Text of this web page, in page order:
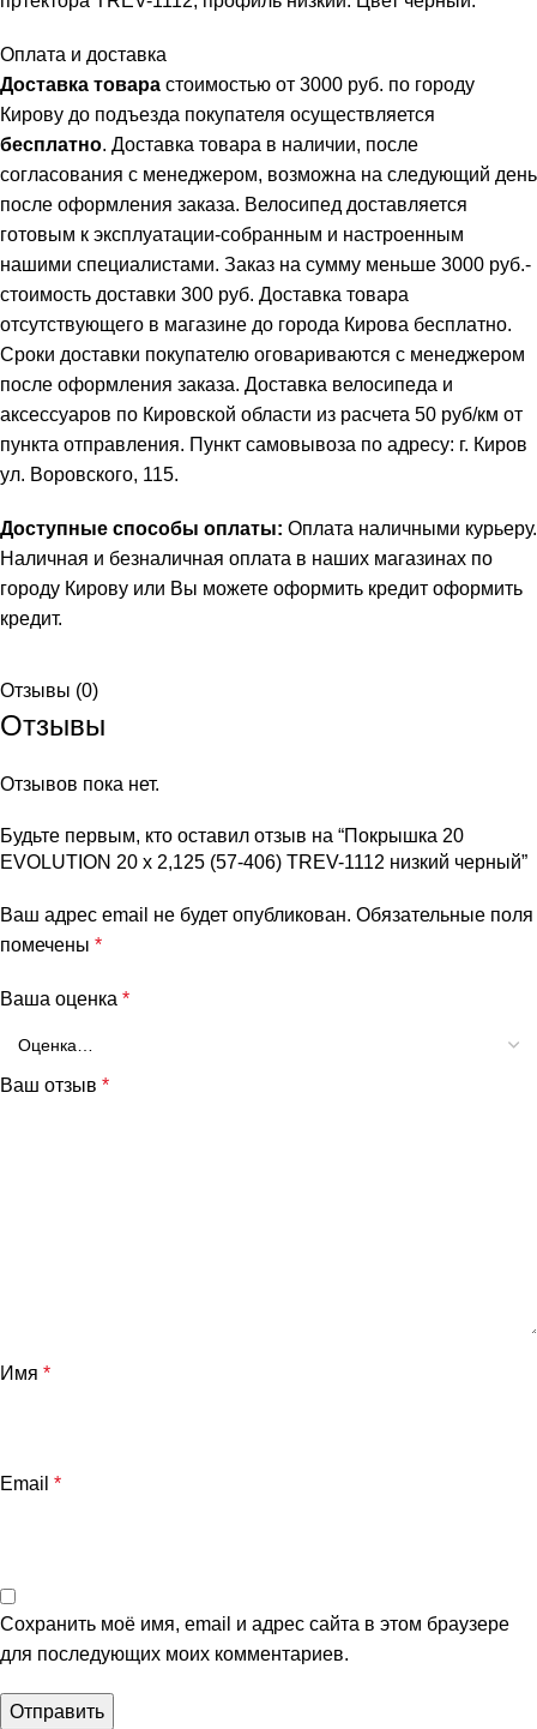
Оплата и доставка
Доставка товара стоимостью от 3000 руб. по городу
Кирову до подъезда покупателя осуществляется
бесплатно. Доставка товара в наличии, после
согласования с менеджером, возможна на следующий день
после оформления заказа. Велосипед доставляется
готовым к эксплуатации-собранным и настроенным
нашими специалистами. Заказ на сумму меньше 3000 руб.-
стоимость доставки 300 руб. Доставка товара
отсутствующего в магазине до города Кирова бесплатно.
Сроки доставки покупателю оговариваются с менеджером
после оформления заказа. Доставка велосипеда и
аксессуаров по Кировской области из расчета 50 руб/км от
пункта отправления. Пункт самовывоза по адресу: г. Киров
ул. Воровского, 115.
Доступные способы оплаты: Оплата наличными курьеру.
Наличная и безналичная оплата в наших магазинах по
городу Кирову или Вы можете оформить кредит оформить
кредит.
Отзывы (0)
Отзывы
Отзывов пока нет.
Будьте первым, кто оставил отзыв на “Покрышка 20
EVOLUTION 20 x 2,125 (57-406) TREV-1112 низкий черный”
Ваш адрес email не будет опубликован. Обязательные поля
помечены *
Ваша оценка *
Ваш отзыв *
Имя *
Email *
Сохранить моё имя, email и адрес сайта в этом браузере
для последующих моих комментариев.